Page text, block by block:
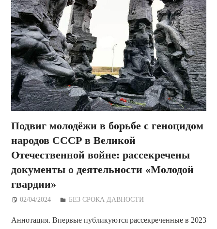
Подвиг молодёжи в борьбе с геноцидом
народов СССР в Великой
Отечественной войне: рассекречены
документы о деятельности «Молодой
гвардии»
02/04/2024 Дежурный по Редакции
БЕЗ СРОКА ДАВНОСТИ
Аннотация. Впервые публикуются рассекреченные в 2023